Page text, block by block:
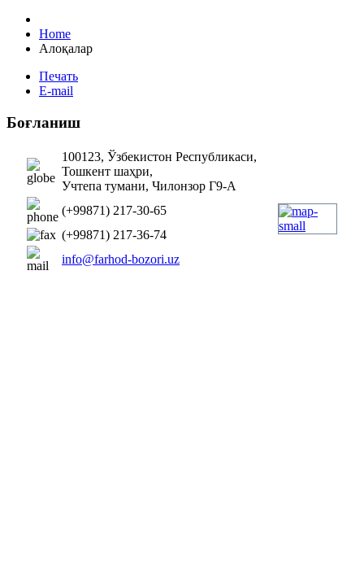
Home
Алоқалар
Печать
E-mail
Боғланиш
100123, Ўзбекистон Республикаси,
Тошкент шаҳри,
Учтепа тумани, Чилонзор Г9-А
(+99871) 217-30-65
(+99871) 217-36-74
info@farhod-bozori.uz